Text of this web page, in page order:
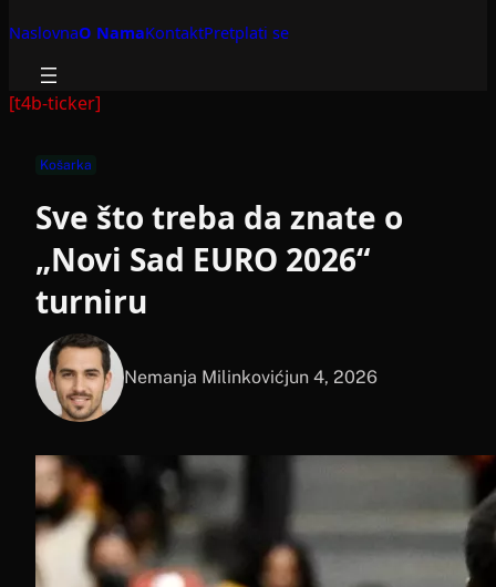
NaslovnaO NamaKontaktPretplati se
[t4b-ticker]
Košarka
Sve što treba da znate o
„Novi Sad EURO 2026“
turniru
Nemanja Milinkovićjun 4, 2026